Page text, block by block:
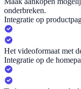
onderbreken.
Integratie op
Het videoformaat met
Integratie op de